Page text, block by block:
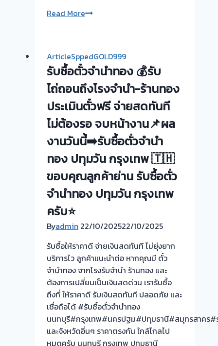
Read Moreรับ
ทอง
ยินดี
บริการ
💰
รับ
ไถ่ถอน
ถึง
โรง
จำนำ
ร้าน
ทอง
ประเมิน
ฟรี
จ่าย
สด
ทันที
ไม่
ต้อง
รอ
จบไว
📌
ArticleSppedGOLD999
รับซื้อตั๋วจำนำทอง 💰รับ
ไถ่ถอนถึงโรงจำนำ-ร้านทอง
ประเมินตั๋วฟรี จ่ายสดทันที
ไม่ต้องรอ จบหน้างาน📌ผล
งานวันนี้➡️รับซื้อตั่วจำนำ
ทอง ปทุมวัน กรุงเทพ 🇹🇭
ขอบคุณลูกค้าย่าน รับซื้อตั่ว
จำนำทอง ปทุมวัน กรุงเทพ
ครับ⭐
Byadmin 22/10/202522/10/2025
รับซื้อให้ราคาดี จ่ายเงินสดทันที ไม่ยุ่งยาก
บริการไว ลูกค้าแนะนำต่อ หากคุณมี ตั๋ว
จำนำทอง จากโรงรับจำนำ ร้านทอง และ
ต้องการเปลี่ยนเป็นเงินสดด่วน เรารับซื้อ
ถึงที่ ให้ราคาดี รับเงินสดทันที ปลอดภัย และ
เชื่อถือได้ #รับซื้อตั๋วจำนำทอง
นนทบุรี#กรุงเทพ#นครปฐม#ปทุมธานี#สมุทรสาคร#
และจังหวัดอิ่นๆ ราคาตรงกัน ใกล้ไกลไป
หมดครับ นนทบุรี กรุงเทพ ปทุมธานี